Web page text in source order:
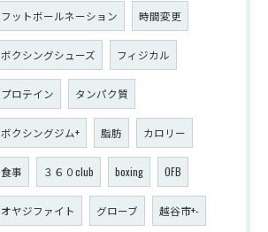
フットボールネーション 時間変更
ボクシングシューズ フィジカル
プロテイン タンパク質
ボクシングジム+ 脂肪 カロリー
食事 ３６０club boxing OFB
オヤジファイト グローブ 越谷市+-